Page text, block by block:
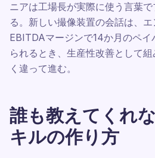
ニアは工場長が実際に使う言葉
る。新しい撮像装置の会話は、
EBITDAマージンで14か月のペイ
られるとき、生産性改善として
く違って進む。
誰も教えてくれ
キルの作り方